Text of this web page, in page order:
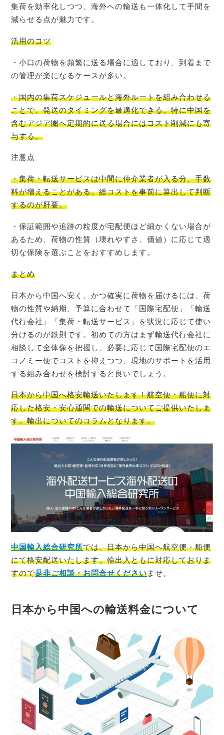
集荷を効率化しつつ、海外への輸送も一体化して手間を
減らせる点が魅力です。
活用のコツ
・小口の荷物を頻繁に送る場合に適しており、到着まで
の管理が楽になるケースが多い。
・国内の集荷スケジュールと海外ルートを組み合わせる
ことで、発送のタイミングを最適化できる。特に中国を
含むアジア圏へ定期的に送る場合にはコスト削減にも寄
与する。
注意点
・集荷・転送サービスは中間に仲介業者が入る分、手数
料が増えることがある。総コストを事前に算出して判断
するのが肝要。
・保証範囲や追跡の粒度が宅配便ほど細かくない場合が
あるため、荷物の性質（壊れやすさ、価値）に応じて適
切な保険を選ぶことをおすすめします。
まとめ
日本から中国へ安く、かつ確実に荷物を届けるには、荷
物の性質や納期、予算に合わせて「国際宅配便」「輸送
代行会社」「集荷・転送サービス」を状況に応じて使い
分けるのが鉄則です。初めての方はまず輸送代行会社に
相談して全体像を把握し、必要に応じて国際宅配便のエ
コノミー便でコストを抑えつつ、現地のサポートを活用
する組み合わせを検討すると良いでしょう。
日本から中国へ格安輸送いたします！航空便・船便に対
応した格安・安心通関での輸送についてご提供いたしま
す。輸出についてのコラムとなります。
中国輸入総合研究所では、日本から中国へ航空便・船便
にて格安配送いたします。輸出入ともに対応しておりま
すので是非ご相談・お問合せくださいませ。
日本から中国への輸送料金について